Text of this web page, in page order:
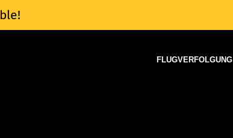
FLUGVERFOLGUNG